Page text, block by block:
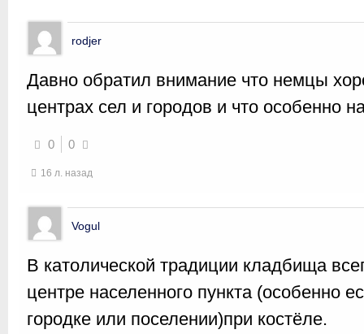
rodjer
Давно обратил внимание что немцы
центрах сел и городов и что особенно
0 0
16 л. назад
Vogul
В католической традиции кладбища
центре населенного пункта (особенно
городке или поселении)при костёле.